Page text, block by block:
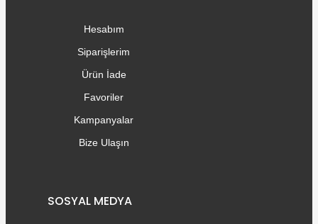
Hesabım
Siparişlerim
Ürün İade
Favoriler
Kampanyalar
Bize Ulaşın
SOSYAL MEDYA